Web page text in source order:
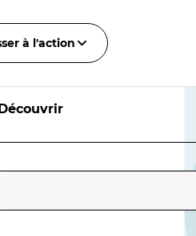
à l'action